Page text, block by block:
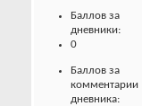
Баллов за
дневники:
0
Баллов за
комментарии
дневника: